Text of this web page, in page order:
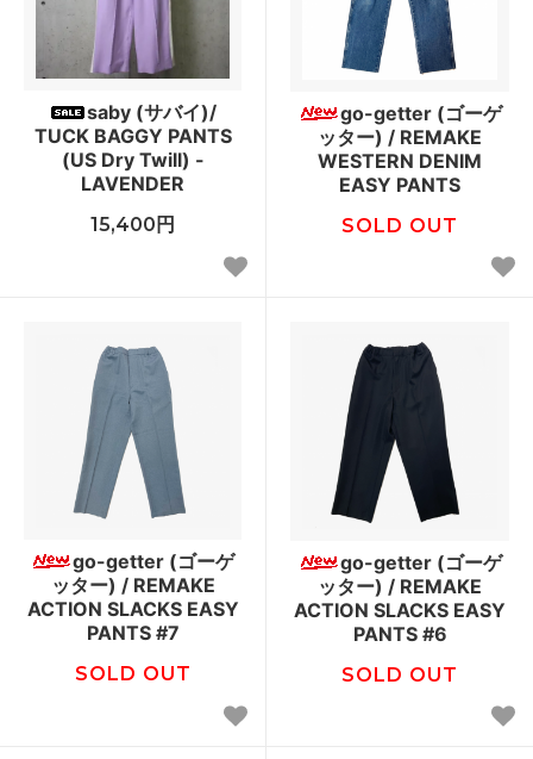
saby (サバイ)/
TUCK BAGGY PANTS
(US Dry Twill) -
LAVENDER
15,400円
go-getter (ゴーゲ
ッター) / REMAKE
WESTERN DENIM
EASY PANTS
SOLD OUT
go-getter (ゴーゲ
ッター) / REMAKE
ACTION SLACKS EASY
PANTS #7
SOLD OUT
go-getter (ゴーゲ
ッター) / REMAKE
ACTION SLACKS EASY
PANTS #6
SOLD OUT